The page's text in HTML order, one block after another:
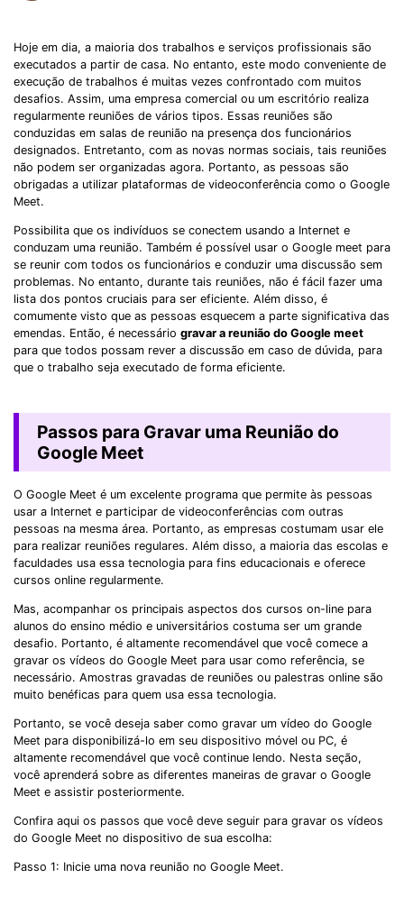
Hoje em dia, a maioria dos trabalhos e serviços profissionais são
executados a partir de casa. No entanto, este modo conveniente de
execução de trabalhos é muitas vezes confrontado com muitos
desafios. Assim, uma empresa comercial ou um escritório realiza
regularmente reuniões de vários tipos. Essas reuniões são
conduzidas em salas de reunião na presença dos funcionários
designados. Entretanto, com as novas normas sociais, tais reuniões
não podem ser organizadas agora. Portanto, as pessoas são
obrigadas a utilizar plataformas de videoconferência como o Google
Meet.
Possibilita que os indivíduos se conectem usando a Internet e
conduzam uma reunião. Também é possível usar o Google meet para
se reunir com todos os funcionários e conduzir uma discussão sem
problemas. No entanto, durante tais reuniões, não é fácil fazer uma
lista dos pontos cruciais para ser eficiente. Além disso, é
comumente visto que as pessoas esquecem a parte significativa das
emendas. Então, é necessário gravar a reunião do Google meet
para que todos possam rever a discussão em caso de dúvida, para
que o trabalho seja executado de forma eficiente.
Passos para Gravar uma Reunião do
Google Meet
O Google Meet é um excelente programa que permite às pessoas
usar a Internet e participar de videoconferências com outras
pessoas na mesma área. Portanto, as empresas costumam usar ele
para realizar reuniões regulares. Além disso, a maioria das escolas e
faculdades usa essa tecnologia para fins educacionais e oferece
cursos online regularmente.
Mas, acompanhar os principais aspectos dos cursos on-line para
alunos do ensino médio e universitários costuma ser um grande
desafio. Portanto, é altamente recomendável que você comece a
gravar os vídeos do Google Meet para usar como referência, se
necessário. Amostras gravadas de reuniões ou palestras online são
muito benéficas para quem usa essa tecnologia.
Portanto, se você deseja saber como gravar um vídeo do Google
Meet para disponibilizá-lo em seu dispositivo móvel ou PC, é
altamente recomendável que você continue lendo. Nesta seção,
você aprenderá sobre as diferentes maneiras de gravar o Google
Meet e assistir posteriormente.
Confira aqui os passos que você deve seguir para gravar os vídeos
do Google Meet no dispositivo de sua escolha:
Passo 1: Inicie uma nova reunião no Google Meet.